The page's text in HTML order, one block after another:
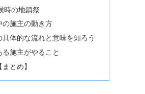
時の地鎮祭
の施主の動き方
具体的な流れと意味を知ろう
る施主がやること
とめ】